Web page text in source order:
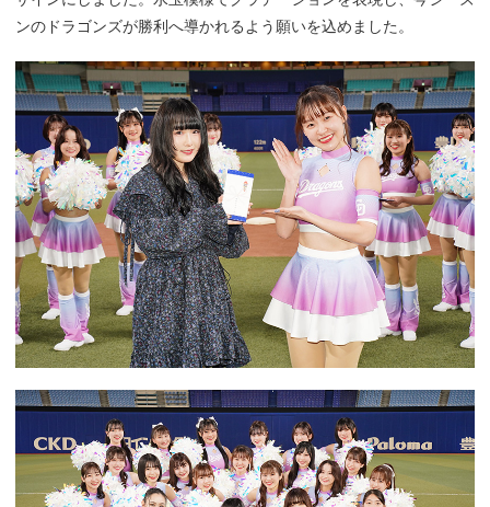
ンのドラゴンズが勝利へ導かれるよう願いを込めました。